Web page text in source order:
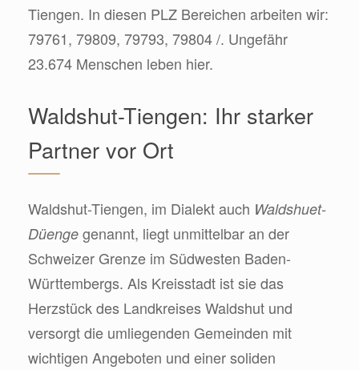
Tiengen. In diesen PLZ Bereichen arbeiten wir:
79761, 79809, 79793, 79804 /. Ungefähr
23.674 Menschen leben hier.
Waldshut-Tiengen: Ihr starker
Partner vor Ort
Waldshut-Tiengen, im Dialekt auch Waldshuet-
Düenge genannt, liegt unmittelbar an der
Schweizer Grenze im Südwesten Baden-
Württembergs. Als Kreisstadt ist sie das
Herzstück des Landkreises Waldshut und
versorgt die umliegenden Gemeinden mit
wichtigen Angeboten und einer soliden